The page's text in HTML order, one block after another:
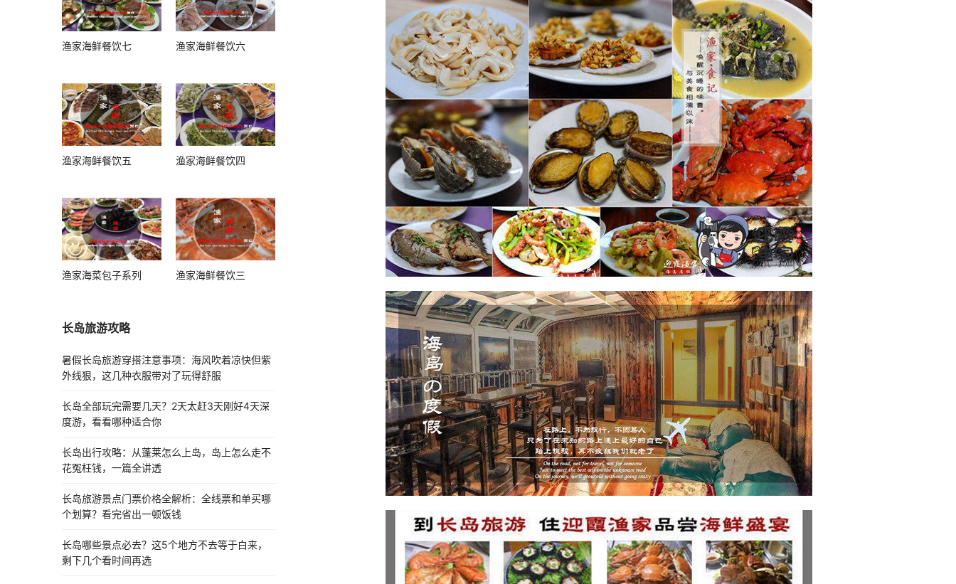
渔家海鲜餐饮七 渔家海鲜餐饮六
渔家海鲜餐饮五 渔家海鲜餐饮四
渔家海菜包子系列 渔家海鲜餐饮三
长岛旅游攻略
暑假长岛旅游穿搭注意事项：海风吹着凉快但紫
外线狠，这几种衣服带对了玩得舒服
长岛全部玩完需要几天？2天太赶3天刚好4天深
度游，看看哪种适合你
长岛出行攻略：从蓬莱怎么上岛，岛上怎么走不
花冤枉钱，一篇全讲透
长岛旅游景点门票价格全解析：全线票和单买哪
个划算？看完省出一顿饭钱
长岛哪些景点必去？这5个地方不去等于白来，
剩下几个看时间再选